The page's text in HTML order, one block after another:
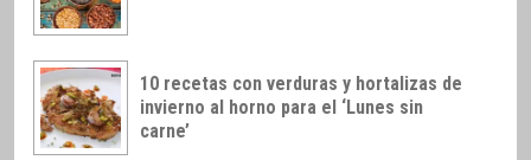
10 recetas con verduras y hortalizas de
invierno al horno para el ‘Lunes sin
carne’